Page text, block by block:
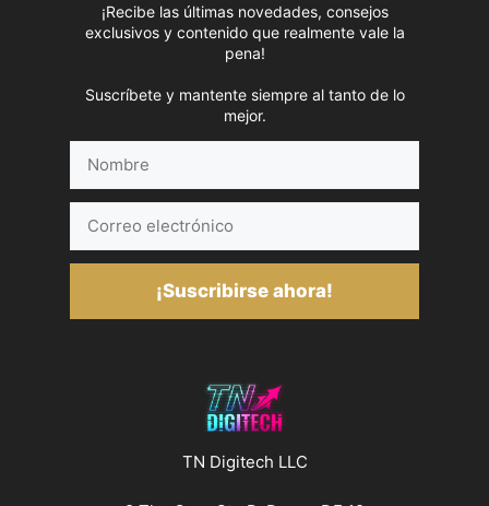
¡Recibe las últimas novedades, consejos
exclusivos y contenido que realmente vale la
pena!
Suscríbete y mantente siempre al tanto de lo
mejor.
electrónico
¡Suscribirse ahora!
TN Digitech LLC